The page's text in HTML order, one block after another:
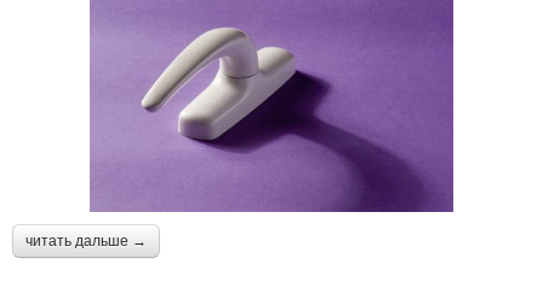
читать дальше →